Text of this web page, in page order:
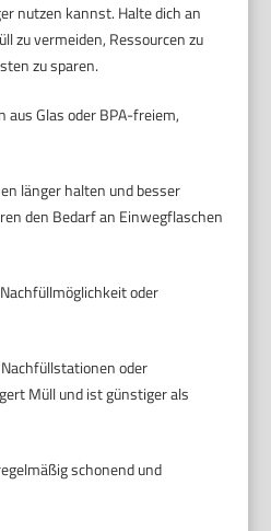
nutzen kannst. Halte dich an
zu vermeiden, Ressourcen zu
zu sparen.
Glas oder BPA-freiem,
länger halten und besser
den Bedarf an Einwegflaschen
oder
oder
Müll und ist günstiger als
schonend und